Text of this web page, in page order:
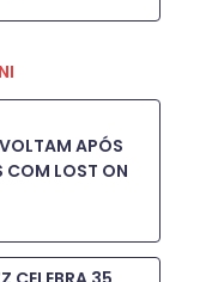
APÓS
COM LOST ON